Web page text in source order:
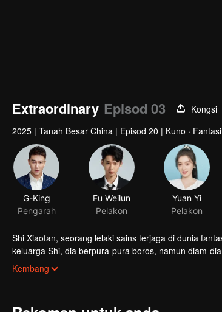
Extraordinary Episod 03
Kongsi
2025 | Tanah Besar China | Episod 20 | Kuno · Fantasi
G-King
Pengarah
Fu Weilun
Pelakon
Yuan Yi
Pelakon
Shi Xiaofan, seorang lelaki sains terjaga di dunia
keluarga Shi, dia berpura-pura boros, namun diam-
membina gudang senjata, menumpaskan utusan
zalim. Dengan restu maharaja, dia menuju Xishan
Kembang